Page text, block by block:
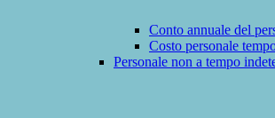
Conto annuale del
Costo personale
Personale non a tempo